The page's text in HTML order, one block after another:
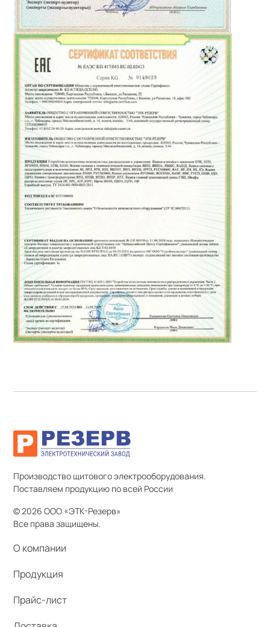
Производство щитового электрооборудования.
Поставляем продукцию по всей России
© 2026 ООО «ЭТК-Резерв»
Все права защищены.
О компании
Продукция
Прайс-лист